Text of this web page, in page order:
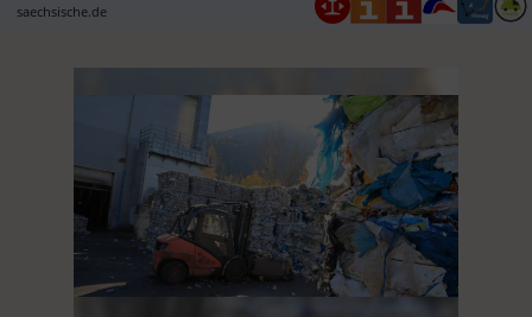
saechsische.de